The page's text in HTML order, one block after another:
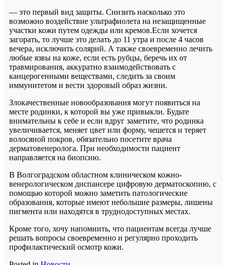
— это первый вид защиты. Снизить насколько это
возможно воздействие ультрафиолета на незащищенные
участки кожи путем одежды или кремов.Если хочется
загорать, то лучше это делать до 11 утра и после 4 часов
вечера, исключить солярий. А также своевременно лечить
любые язвы на коже, если есть рубцы, беречь их от
травмирования, аккуратно взаимодействовать с
канцерогенными веществами, следить за своим
иммунитетом и вести здоровый образ жизни.
Злокачественные новообразования могут появиться на
месте родинки, к которой вы уже привыкли. Будьте
внимательны к себе и если вдруг заметите, что родинка
увеличивается, меняет цвет или форму, чешется и теряет
волосяной покров, обязательно посетите врача
дерматовенеролога. При необходимости пациент
направляется на биопсию.
В Волгоградском областном клиническом кожно-
венерологическом диспансере цифровую дерматоскопию, с
помощью которой можно заметить патологические
образования, которые имеют небольшие размеры, лишены
пигмента или находятся в труднодоступных местах.
Кроме того, хочу напомнить, что пациентам всегда лучше
решать вопросы своевременно и регулярно проходить
профилактический осмотр кожи.